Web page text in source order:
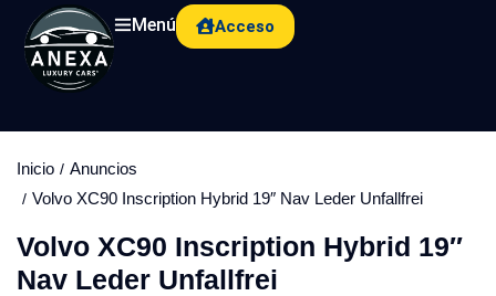
Menú Acceso
Inicio
Anuncios
Volvo XC90 Inscription Hybrid 19″ Nav Leder Unfallfrei
Volvo XC90 Inscription Hybrid 19″
Nav Leder Unfallfrei